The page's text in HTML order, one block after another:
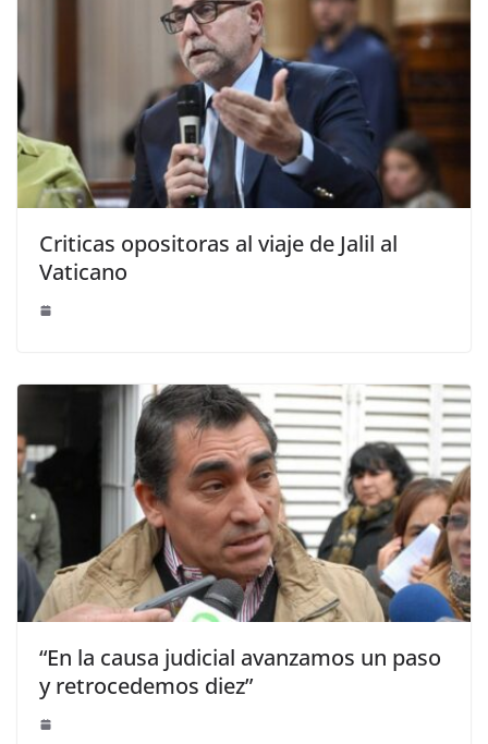
Criticas opositoras al viaje de Jalil al
Vaticano
“En la causa judicial avanzamos un paso
y retrocedemos diez”